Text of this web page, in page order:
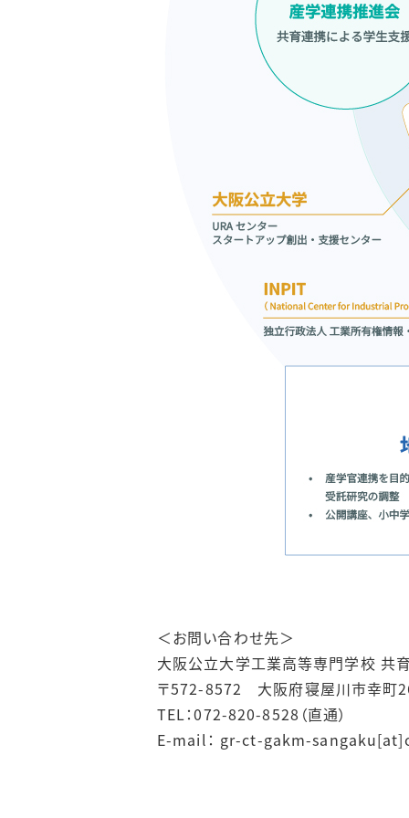
＜お問い合わせ先＞
大阪公立大学工業高等専門学校 共
〒572-8572 大阪府寝屋川市幸町
TEL：072-820-8528（直通）
E-mail： gr-ct-gakm-